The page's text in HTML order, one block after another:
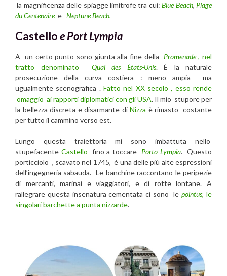
la magnificenza delle spiagge limitrofe tra cui:Blue Beach, Plage
du Centenairee Neptune Beach.
Castelloe Port Lympia
A un certo punto sono giunta alla fine della Promenade, nel
tratto denominato Quai des États-Unis. È la naturale
prosecuzione della curva costiera : meno ampia ma
ugualmente scenografica . Fatto nel XX secolo , esso rende
omaggio ai rapporti diplomatici con gli USA. Il mio stupore per
la bellezza discreta e disarmante di Nizza è rimasto costante
per tutto il cammino verso est.
Lungo questa traiettoria mi sono imbattuta nello
stupefacente Castello fino a toccare Porto Lympia. Questo
porticciolo , scavato nel 1745, è una delle più alte espressioni
dell’ingegneria sabauda. Le banchine raccontano le peripezie
di mercanti, marinai e viaggiatori, e di rotte lontane. A
rallegrare questa insenatura cementata ci sono lepointus, le
singolari barchette a punta nizzarde.